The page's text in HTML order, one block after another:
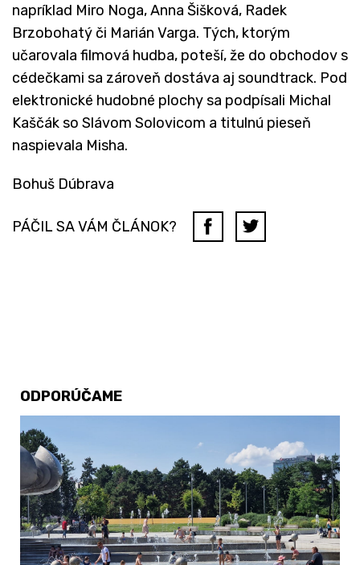
napríklad Miro Noga, Anna Šišková, Radek
Brzobohatý či Marián Varga. Tých, ktorým
učarovala filmová hudba, poteší, že do obchodov s
cédečkami sa zároveň dostáva aj soundtrack. Pod
elektronické hudobné plochy sa podpísali Michal
Kaščák so Slávom Solovicom a titulnú pieseň
naspievala Misha.
Bohuš Dúbrava
PÁČIL SA VÁM ČLÁNOK?
ODPORÚČAME